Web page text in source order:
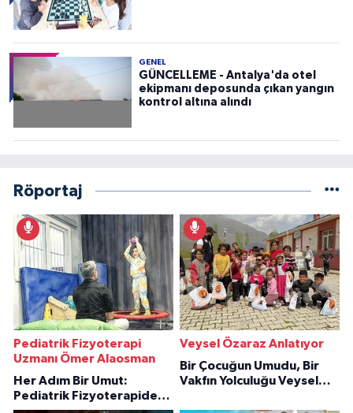
GENEL
GÜNCELLEME - Antalya'da otel
ekipmanı deposunda çıkan yangın
kontrol altına alındı
Röportaj
Pediatrik Fizyoterapi
Uzmanı Ömer Alaosman
Her Adım Bir Umut:
Pediatrik Fizyoterapiden
İlham Veren Hikâyeler
Veysel Özaraz Anlatıyor
Bir Çocuğun Umudu, Bir
Vakfın Yolculuğu Veysel